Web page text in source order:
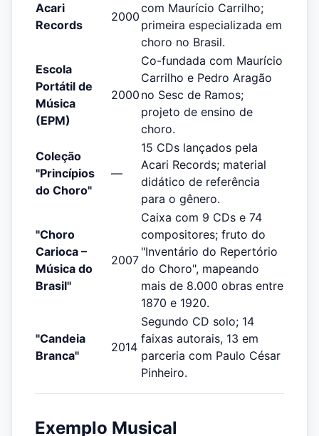
Acari
Records
2000
com Maurício Carrilho;
primeira especializada em
choro no Brasil.
Escola
Portátil de
Música
(EPM)
2000
Co-fundada com Maurício
Carrilho e Pedro Aragão
no Sesc de Ramos;
projeto de ensino de
choro.
Coleção
"Princípios
do Choro"
—
15 CDs lançados pela
Acari Records; material
didático de referência
para o gênero.
"Choro
Carioca –
Música do
Brasil"
2007
Caixa com 9 CDs e 74
compositores; fruto do
"Inventário do Repertório
do Choro", mapeando
mais de 8.000 obras entre
1870 e 1920.
"Candeia
Branca"
2014
Segundo CD solo; 14
faixas autorais, 13 em
parceria com Paulo César
Pinheiro.
Exemplo Musical